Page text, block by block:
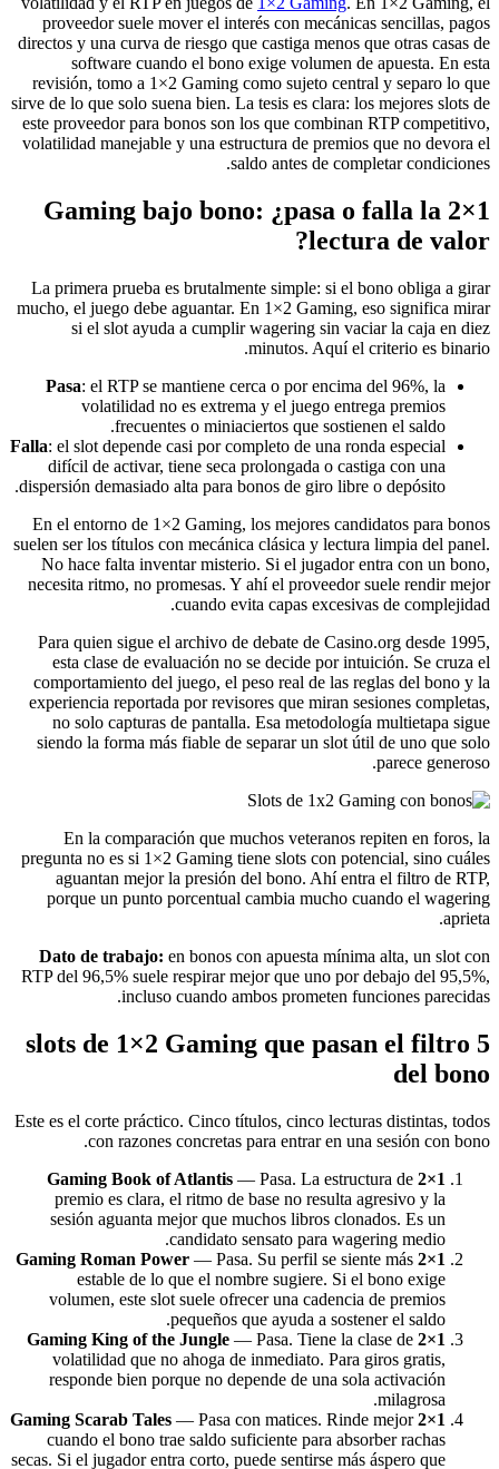
proveedor suele mover el interés con mecánicas sencillas, pagos
directos y una curva de riesgo que castiga menos que otras casas de
software cuando el bono exige volumen de apuesta. En esta
revisión, tomo a 1×2 Gaming como sujeto central y separo lo que
sirve de lo que solo suena bien. La tesis es clara: los mejores slots de
este proveedor para bonos son los que combinan RTP competitivo,
volatilidad manejable y una estructura de premios que no devora el
saldo antes de completar condiciones.
1×2 Gaming bajo bono: ¿pasa o falla la
lectura de valor?
La primera prueba es brutalmente simple: si el bono obliga a girar
mucho, el juego debe aguantar. En 1×2 Gaming, eso significa mirar
si el slot ayuda a cumplir wagering sin vaciar la caja en diez
minutos. Aquí el criterio es binario.
Pasa: el RTP se mantiene cerca o por encima del 96%, la
volatilidad no es extrema y el juego entrega premios
frecuentes o miniaciertos que sostienen el saldo.
Falla: el slot depende casi por completo de una ronda especial
difícil de activar, tiene seca prolongada o castiga con una
dispersión demasiado alta para bonos de giro libre o depósito.
En el entorno de 1×2 Gaming, los mejores candidatos para bonos
suelen ser los títulos con mecánica clásica y lectura limpia del panel.
No hace falta inventar misterio. Si el jugador entra con un bono,
necesita ritmo, no promesas. Y ahí el proveedor suele rendir mejor
cuando evita capas excesivas de complejidad.
Para quien sigue el archivo de debate de Casino.org desde 1995,
esta clase de evaluación no se decide por intuición. Se cruza el
comportamiento del juego, el peso real de las reglas del bono y la
experiencia reportada por revisores que miran sesiones completas,
no solo capturas de pantalla. Esa metodología multietapa sigue
siendo la forma más fiable de separar un slot útil de uno que solo
parece generoso.
En la comparación que muchos veteranos repiten en foros, la
pregunta no es si 1×2 Gaming tiene slots con potencial, sino cuáles
aguantan mejor la presión del bono. Ahí entra el filtro de RTP,
porque un punto porcentual cambia mucho cuando el wagering
aprieta.
Dato de trabajo: en bonos con apuesta mínima alta, un slot con
RTP del 96,5% suele respirar mejor que uno por debajo del 95,5%,
incluso cuando ambos prometen funciones parecidas.
5 slots de 1×2 Gaming que pasan el filtro
del bono
Este es el corte práctico. Cinco títulos, cinco lecturas distintas, todos
con razones concretas para entrar en una sesión con bono.
1×2 Gaming Book of Atlantis
— Pasa. La estructura de
premio es clara, el ritmo de base no resulta agresivo y la
sesión aguanta mejor que muchos libros clonados. Es un
candidato sensato para wagering medio.
1×2 Gaming Roman Power
— Pasa. Su perfil se siente más
estable de lo que el nombre sugiere. Si el bono exige
volumen, este slot suele ofrecer una cadencia de premios
pequeños que ayuda a sostener el saldo.
1×2 Gaming King of the Jungle
— Pasa. Tiene la clase de
volatilidad que no ahoga de inmediato. Para giros gratis,
responde bien porque no depende de una sola activación
milagrosa.
1×2 Gaming Scarab Tales
— Pasa con matices. Rinde mejor
cuando el bono trae saldo suficiente para absorber rachas
secas. Si el jugador entra corto, puede sentirse más áspero que